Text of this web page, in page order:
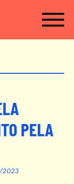
PELA
2023